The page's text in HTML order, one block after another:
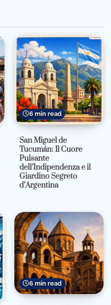
6 min read
San Miguel de
Tucumán: Il Cuore
Pulsante
dell’Indipendenza e il
Giardino Segreto
d’Argentina
6 min read